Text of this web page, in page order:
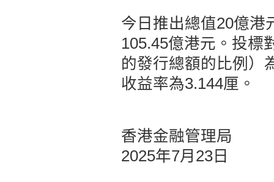
今日推出總值20億港
105.45億港元。投標
的發行總額的比例）
收益率為3.144厘。
香港金融管理局
2025年7月23日